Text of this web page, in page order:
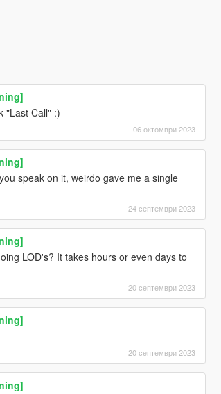
"Last Call" :)
06 октомври 2023
speak on it, weirdo gave me a single
24 септември 2023
LOD's? It takes hours or even days to
20 септември 2023
20 септември 2023